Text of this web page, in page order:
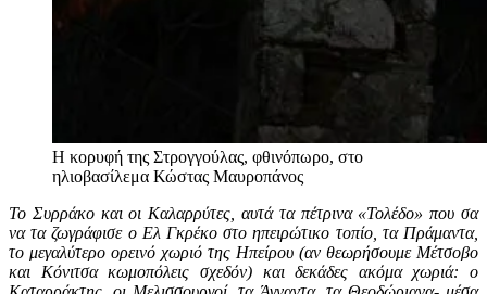
Η κορυφή της Στρογγούλας, φθινόπωρο, στο
ηλιοβασίλεμα Κώστας Μαυροπάνος
Το Συρράκο και οι Καλαρρύτες, αυτά τα πέτρινα «Τολέδο» που σα
να τα ζωγράφισε ο Ελ Γκρέκο στο ηπειρώτικο τοπίο, τα Πράμαντα,
το μεγαλύτερο ορεινό χωριό της Ηπείρου (αν θεωρήσουμε Μέτσοβο
και Κόνιτσα κωμοπόλεις σχεδόν) και δεκάδες ακόμα χωριά: ο